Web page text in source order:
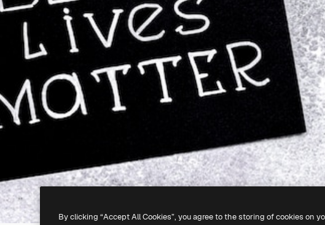
By clicking “Accept All Cookies”, you agree to the storing of cookies on